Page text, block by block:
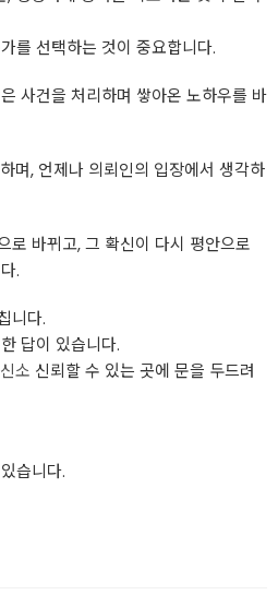
를 선택하는 것이 중요합니다.
사건을 처리하며 쌓아온 노하우를 바
며, 언제나 의뢰인의 입장에서 생각하
로 바뀌고, 그 확신이 다시 평안으로
.
니다.
답이 있습니다.
소 신뢰할 수 있는 곳에 문을 두드려
습니다.